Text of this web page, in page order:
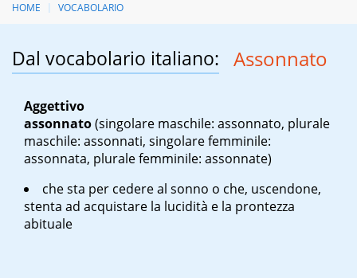
HOME VOCABOLARIO
Dal vocabolario italiano: Assonnato
Aggettivo
assonnato(singolare maschile: assonnato, plurale
maschile: assonnati, singolare femminile:
assonnata, plurale femminile: assonnate)
che sta per cedere al sonno o che, uscendone,
stenta ad acquistare la lucidità e la prontezza
abituale